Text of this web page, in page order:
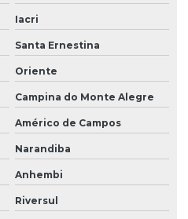
Iacri
Santa Ernestina
Oriente
Campina do Monte Alegre
Américo de Campos
Narandiba
Anhembi
Riversul